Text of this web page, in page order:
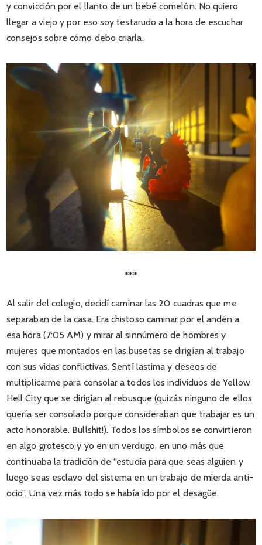
y convicción por el llanto de un bebé comelón. No quiero
llegar a viejo y por eso soy testarudo a la hora de escuchar
consejos sobre cómo debo criarla.
***
Al salir del colegio, decidí caminar las 20 cuadras que me
separaban de la casa. Era chistoso caminar por el andén a
esa hora (7:05 AM) y mirar al sinnúmero de hombres y
mujeres que montados en las busetas se dirigían al trabajo
con sus vidas conflictivas. Sentí lastima y deseos de
multiplicarme para consolar a todos los individuos de Yellow
Hell City que se dirigían al rebusque (quizás ninguno de ellos
quería ser consolado porque consideraban que trabajar es un
acto honorable. Bullshit!). Todos los símbolos se convirtieron
en algo grotesco y yo en un verdugo, en uno más que
continuaba la tradición de “estudia para que seas alguien y
luego seas esclavo del sistema en un trabajo de mierda anti-
ocio”. Una vez más todo se había ido por el desagüe.